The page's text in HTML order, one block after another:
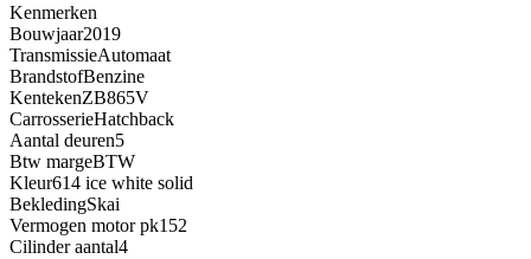
Kenmerken
Bouwjaar2019
TransmissieAutomaat
BrandstofBenzine
KentekenZB865V
CarrosserieHatchback
Aantal deuren5
Btw margeBTW
Kleur614 ice white solid
BekledingSkai
Vermogen motor pk152
Cilinder aantal4